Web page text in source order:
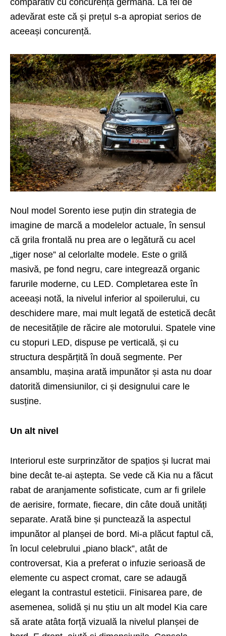
adevărat este că și prețul s-a apropiat serios de
aceeași concurență.
Noul model Sorento iese puțin din strategia de
imagine de marcă a modelelor actuale, în sensul
că grila frontală nu prea are o legătură cu acel
„tiger nose” al celorlalte modele. Este o grilă
masivă, pe fond negru, care integrează organic
farurile moderne, cu LED. Completarea este în
aceeași notă, la nivelul inferior al spoilerului, cu
deschidere mare, mai mult legată de estetică decât
de necesitățile de răcire ale motorului. Spatele vine
cu stopuri LED, dispuse pe verticală, și cu
structura despărțită în două segmente. Per
ansamblu, mașina arată impunător și asta nu doar
datorită dimensiunilor, ci și designului care le
susține.
Un alt nivel
Interiorul este surprinzător de spațios și lucrat mai
bine decât te-ai aștepta. Se vede că Kia nu a făcut
rabat de aranjamente sofisticate, cum ar fi grilele
de aerisire, formate, fiecare, din câte două unități
separate. Arată bine și punctează la aspectul
impunător al planșei de bord. Mi-a plăcut faptul că,
în locul celebrului „piano black”, atât de
controversat, Kia a preferat o infuzie serioasă de
elemente cu aspect cromat, care se adaugă
elegant la contrastul esteticii. Finisarea pare, de
asemenea, solidă și nu știu un alt model Kia care
să arate atâta forță vizuală la nivelul planșei de